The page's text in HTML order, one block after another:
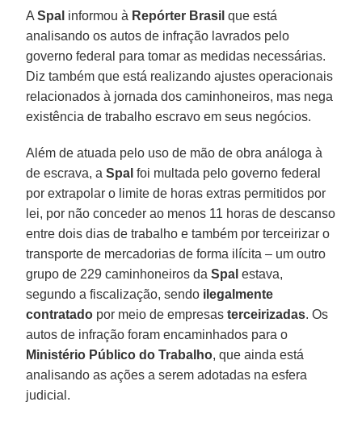
ASpal informou à Repórter Brasil que está
analisando os autos de infração lavrados pelo
governo federal para tomar as medidas necessárias.
Diz também que está realizando ajustes operacionais
relacionados à jornada dos caminhoneiros, mas nega
existência de trabalho escravo em seus negócios.
Além de atuada pelo uso de mão de obra análoga à
de escrava, aSpal foi multada pelo governo federal
por extrapolar o limite de horas extras permitidos por
lei, por não conceder ao menos 11 horas de descanso
entre dois dias de trabalho e também por terceirizar o
transporte de mercadorias de forma ilícita – um outro
grupo de 229 caminhoneiros daSpal estava,
segundo a fiscalização, sendo ilegalmente
contratado por meio de empresasterceirizadas. Os
autos de infração foram encaminhados para o
Ministério Público do Trabalho, que ainda está
analisando as ações a serem adotadas na esfera
judicial.